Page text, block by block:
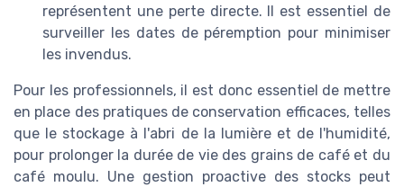
représentent une perte directe. Il est essentiel de
surveiller les dates de péremption pour minimiser
les invendus.
Pour les professionnels, il est donc essentiel de mettre
en place des pratiques de conservation efficaces, telles
que le stockage à l'abri de la lumière et de l'humidité,
pour prolonger la durée de vie des grains de café et du
café moulu. Une gestion proactive des stocks peut